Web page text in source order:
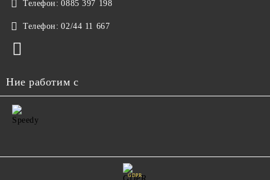
Телефон: 0885 397 198
Телефон: 02/44 11 667
Ние работим с
GDPR